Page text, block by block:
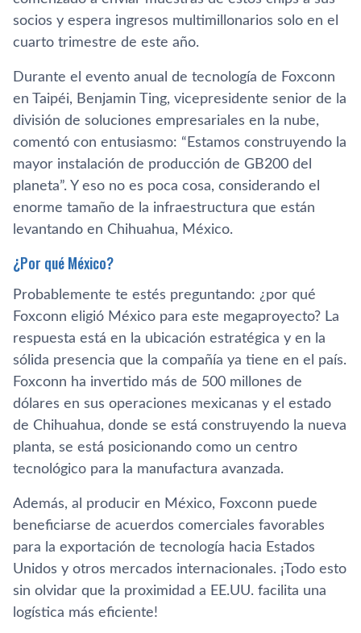
socios y espera ingresos multimillonarios solo en el
cuarto trimestre de este año.
Durante el evento anual de tecnología de Foxconn
en Taipéi, Benjamin Ting, vicepresidente senior de la
división de soluciones empresariales en la nube,
comentó con entusiasmo: “Estamos construyendo la
mayor instalación de producción de GB200 del
planeta”. Y eso no es poca cosa, considerando el
enorme tamaño de la infraestructura que están
levantando en Chihuahua, México.
¿Por qué México?
Probablemente te estés preguntando: ¿por qué
Foxconn eligió México para este megaproyecto? La
respuesta está en la ubicación estratégica y en la
sólida presencia que la compañía ya tiene en el país.
Foxconn ha invertido más de 500 millones de
dólares en sus operaciones mexicanas y el estado
de Chihuahua, donde se está construyendo la nueva
planta, se está posicionando como un centro
tecnológico para la manufactura avanzada.
Además, al producir en México, Foxconn puede
beneficiarse de acuerdos comerciales favorables
para la exportación de tecnología hacia Estados
Unidos y otros mercados internacionales. ¡Todo esto
sin olvidar que la proximidad a EE.UU. facilita una
logística más eficiente!